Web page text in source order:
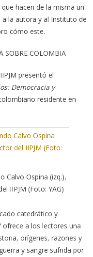
hacen de la misma un
a la autora y al Instituto de
cómo este.
SOBRE COLOMBIA
presentó el
Democracia y
residente en
Calvo Ospina (izq.),
IIPJM (Foto: YAG)
catedrático y
ofrece a los lectores una
orígenes, razones y
y sangre sufrida por